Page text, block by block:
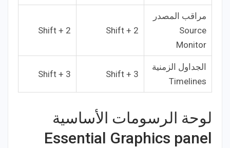
مراقب المصدر
Source
Monitor
Shift + 2
Shift + 2
الجداول الزمنية
Timelines
Shift + 3
Shift + 3
لوحة الرسومات الأساسية
Essential Graphics panel